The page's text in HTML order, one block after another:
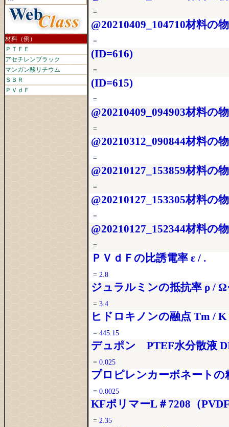
材料（例）
ＰＴＦＥ
アセチレンブラック
マンガン酸リチウム
ＳＢＲ
ＰＶｄＦ
=
@20210409_104710材料の
=
(ID=616)
=
(ID=615)
=
@20210409_094903材料の
=
@20210312_090844材料の
=
@20210127_153859材料の
=
@20210127_153305材料の
=
@20210127_152344材料の
=
ＰＶｄＦの比誘電率 ε / .
= 2.8
ジュラルミンの抵抗率 ρ /
= 3.4
ヒドロキノンの融点 Tm / K
= 445.15
デュポン PTEF水分散液
= 0.025
プロピレンカーボネートの
= 0.0025
KFポリマーL＃7208（
= 2.35